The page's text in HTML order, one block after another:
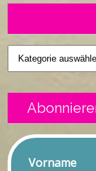
Geschriebenes
Vorname